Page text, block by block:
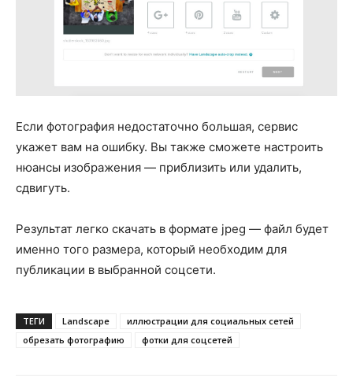
Если фотография недостаточно большая, сервис
укажет вам на ошибку. Вы также сможете настроить
нюансы изображения — приблизить или удалить,
сдвигуть.
Результат легко скачать в формате jpeg — файл будет
именно того размера, который необходим для
публикации в выбранной соцсети.
ТЕГИ Landscape
иллюстрации для социальных сетей
обрезать фотографию
фотки для соцсетей